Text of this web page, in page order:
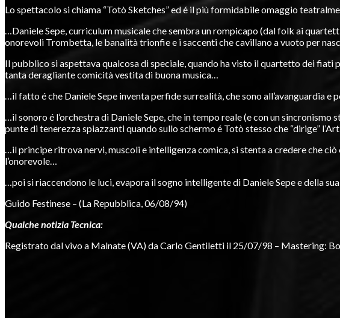
Lo spettacolo si chiama “Totò Sketches” ed é il più formidabile omaggio
…Daniele Sepe, curriculum musicale che sembra un rompicapo (dal folk ai
onorevoli Trombetta, le banalità trionfie e i saccenti che cavillano a vuoto per
Il pubblico si aspettava qualcosa di speciale, quando ha visto il quartetto dei
tanta deragliante comicità vestita di buona musica…
…il fatto é che Daniele Sepe inventa perfide surrealità, che sono all’avanguardia
…il sonoro é l’orchestra di Daniele Sepe, che in tempo reale (e con un
punte di tenerezza spiazzanti quando sullo schermo é Totò stesso che “dirige”
…il principe ritrova nervi, muscoli e intelligenza comica, si stenta a credere che
l’onorevole…
…poi si riaccendono le luci, evapora il sogno intelligente di Daniele Sepe e della
Guido Festinese – (La Repubblica, 06/08/94)
Qualche notizia Tecnica:
Registrato dal vivo a Malnate (VA) da Carlo Gentiletti il 25/07/98 – Mastering: